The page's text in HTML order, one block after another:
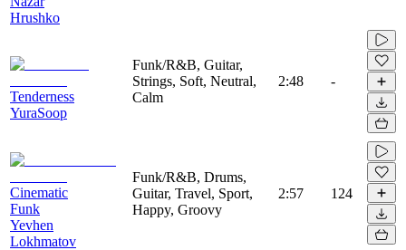
Hrushko
Tenderness
YuraSoop
Funk/R&B, Guitar,
Strings, Soft, Neutral,
Calm
2:48 -
Cinematic
Funk
Yevhen
Lokhmatov
Funk/R&B, Drums,
Guitar, Travel, Sport,
Happy, Groovy
2:57 124